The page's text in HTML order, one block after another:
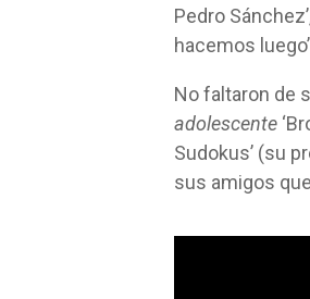
Pedro
hacemos
No faltaron de
adolescente
Sudokus’ (su
sus amigos